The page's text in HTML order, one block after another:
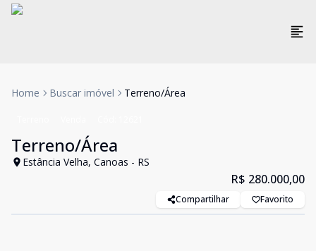
Home Buscar imóvel Terreno/Área
Terreno/Área
Estância Velha, Canoas - RS
R$ 280.000,00
Compartilhar Favorito